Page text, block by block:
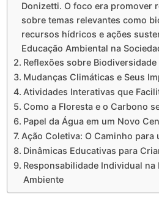
Donizetti. O foco era promover
sobre temas relevantes como
recursos hídricos e ações
Educação Ambiental na
Reflexões sobre
Mudanças Climáticas e Seus
Atividades Interativas que
Como a Floresta e o Carbono
Papel da Água em um Novo
Ação Coletiva: O Caminho para
Dinâmicas Educativas para
Responsabilidade Individual na
Ambiente